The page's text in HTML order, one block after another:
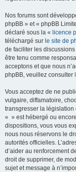
Nos forums sont
phpBB » et « phpBB
déclaré sous la « licence
téléchargé sur le site de
de faciliter les
être tenu comme
acceptons et que nous
phpBB, veuillez consulter
Vous acceptez de ne
vulgaire, diffamatoire,
transgresser la législation
« » est hébergé ou
dispositions, vous vous
nous nous réservons le
autorités officielles.
d’aider au renforcement
droit de supprimer, de
sujet et message à